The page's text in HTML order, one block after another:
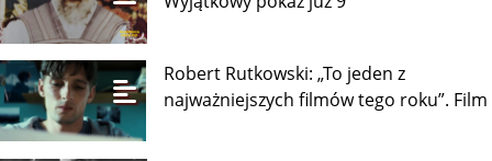
Wyjątkowy pokaz już 9
Robert Rutkowski: „To jeden z
najważniejszych filmów tego roku”. Film